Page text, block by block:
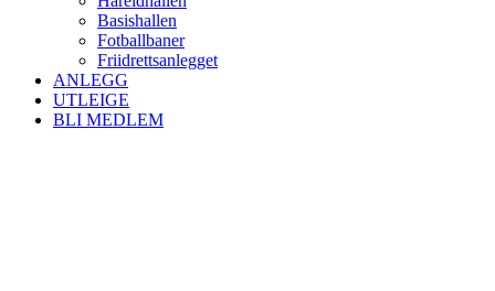
Basishallen
Fotballbaner
Friidrettsanlegget
ANLEGG
UTLEIGE
BLI MEDLEM